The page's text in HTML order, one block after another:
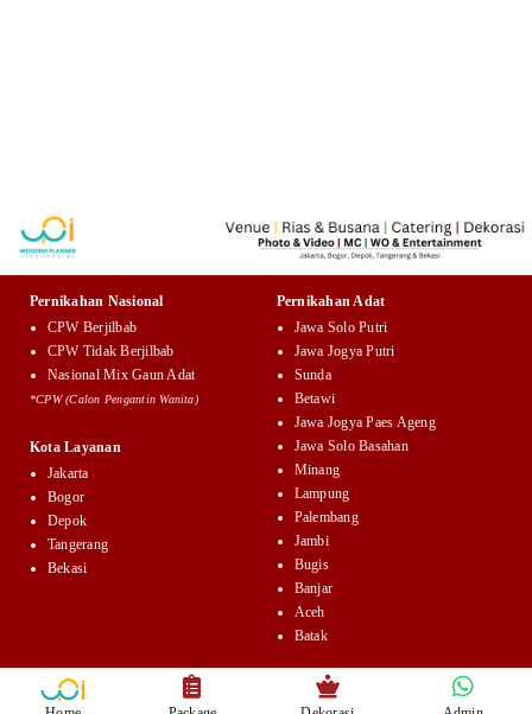
Pernikahan Nasional
CPW Berjilbab
CPW Tidak Berjilbab
Nasional Mix Gaun Adat
*CPW (Calon Pengantin Wanita)
Kota Layanan
Jakarta
Bogor
Depok
Tangerang
Bekasi
Pernikahan Adat
Jawa Solo Putri
Jawa Jogya Putri
Sunda
Betawi
Jawa Jogya Paes Ageng
Jawa Solo Basahan
Minang
Lampung
Palembang
Jambi
Bugis
Banjar
Aceh
Batak